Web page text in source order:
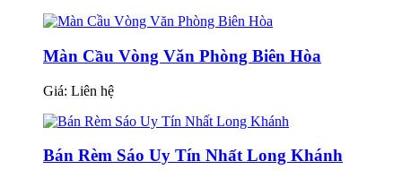
Màn Cầu Vòng Văn Phòng Biên Hòa
Giá: Liên hệ
Bán Rèm Sáo Uy Tín Nhất Long Khánh